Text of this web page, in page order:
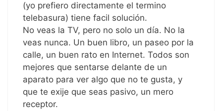
(yo prefiero directamente el termino
telebasura) tiene facil solución.
No veas la TV, pero no solo un día. No la
veas nunca. Un buen libro, un paseo por la
calle, un buen rato en Internet. Todos son
mejores que sentarse delante de un
aparato para ver algo que no te gusta, y
que te exije que seas pasivo, un mero
receptor.